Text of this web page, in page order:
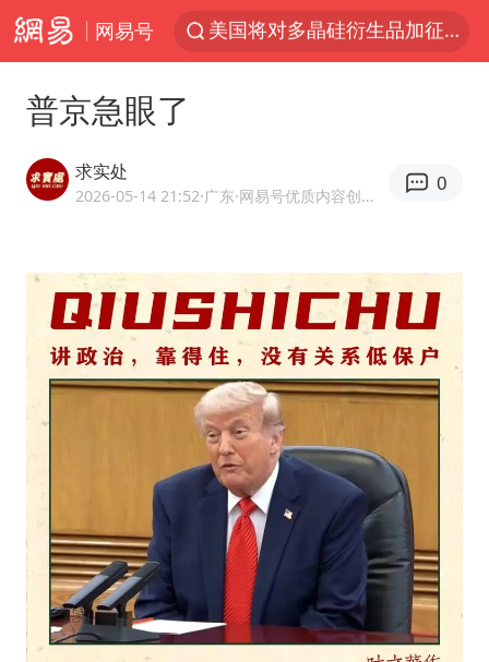
网易号
泰交通部副部长回应中国人遭歧视手势
段绚竞因公牺牲 年仅44岁
女子开一天一夜空调后二氧化碳中毒
“空调24小时开着更省电”不实
“不建议大家买深色蛋糕”
47岁妈妈突然产女 26岁女儿：很震惊
普京急眼了
求实处
2026-05-14 21:52·广东 ·网易号优质内容创作者
0